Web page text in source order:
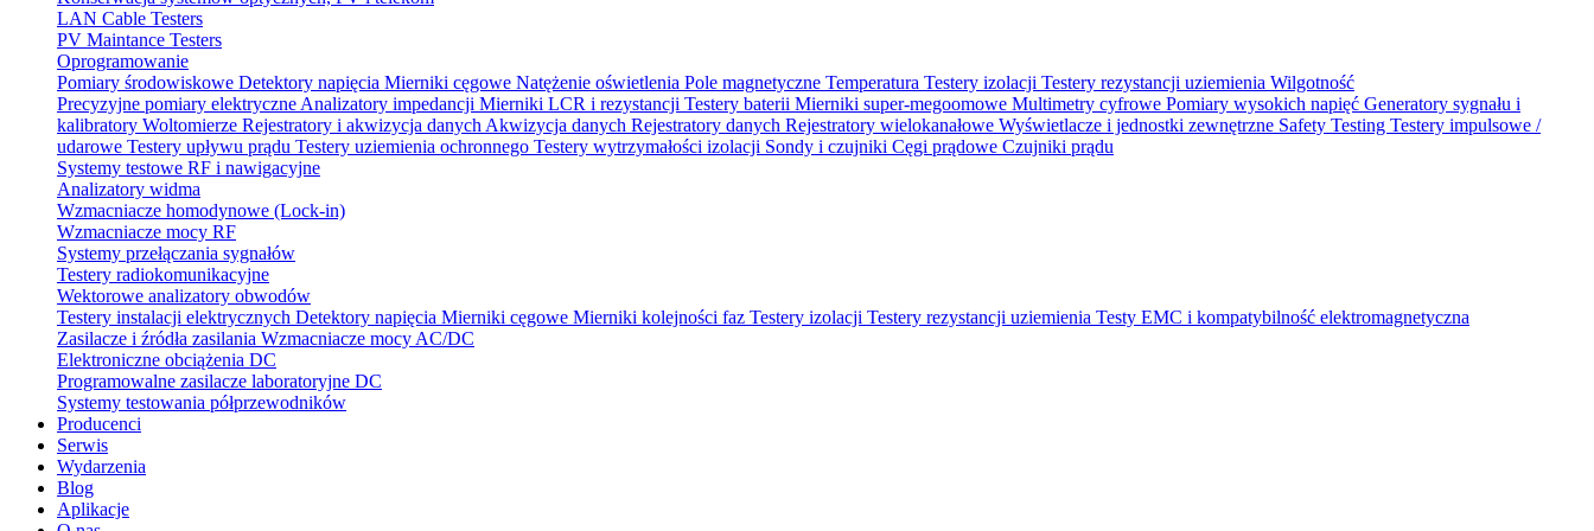
LAN Cable Testers
PV Maintance Testers
Oprogramowanie
Pomiary środowiskowe Detektory napięcia Mierniki cęgowe Natężenie oświetlenia Pole magnetyczne Temperatura Testery izolacji Testery rezystancji uziemienia Wilgotność
Precyzyjne pomiary elektryczne Analizatory impedancji Mierniki LCR i rezystancji Testery baterii Mierniki super-megoomowe Multimetry cyfrowe Pomiary wysokich napięć Generatory sygnału i
kalibratory Woltomierze Rejestratory i akwizycja danych Akwizycja danych Rejestratory danych Rejestratory wielokanałowe Wyświetlacze i jednostki zewnętrzne Safety Testing Testery impulsowe /
udarowe Testery upływu prądu Testery uziemienia ochronnego Testery wytrzymałości izolacji Sondy i czujniki Cęgi prądowe Czujniki prądu
Systemy testowe RF i nawigacyjne
Analizatory widma
Wzmacniacze homodynowe (Lock‑in)
Wzmacniacze mocy RF
Systemy przełączania sygnałów
Testery radiokomunikacyjne
Wektorowe analizatory obwodów
Testery instalacji elektrycznych Detektory napięcia Mierniki cęgowe Mierniki kolejności faz Testery izolacji Testery rezystancji uziemienia Testy EMC i kompatybilność elektromagnetyczna
Zasilacze i źródła zasilania Wzmacniacze mocy AC/DC
Elektroniczne obciążenia DC
Programowalne zasilacze laboratoryjne DC
Systemy testowania półprzewodników
Producenci
Serwis
Wydarzenia
Blog
Aplikacje